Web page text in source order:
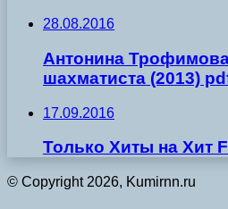
28.08.2016
Антонина
шахматиста (2013)
17.09.2016
Только Хиты на Хит
© Copyright 2026, Kumirnn.ru